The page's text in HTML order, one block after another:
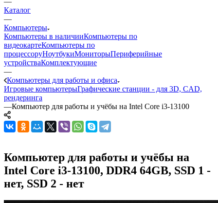
Каталог
—
Компьютеры
Компьютеры в наличииКомпьютеры по
видеокартеКомпьютеры по
процессоруНоутбукиМониторыПериферийные
устройстваКомплектующие
—
Компьютеры для работы и офиса
Игровые компьютерыГрафические станции - для 3D, CAD,
рендеринга
—Компьютер для работы и учёбы на Intel Core i3-13100
Компьютер для работы и учёбы на
Intel Core i3-13100, DDR4 64GB, SSD 1 -
нет, SSD 2 - нет